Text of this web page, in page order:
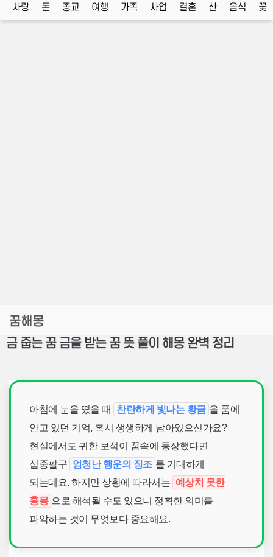
사랑 돈 종교 여행 가족 사업 결혼 산 음식 꽃
꿈해몽
금 줍는 꿈 금을 받는 꿈 뜻 풀이 해몽 완벽 정리
아침에 눈을 떴을 때 찬란하게 빛나는 황금 을 품에
안고 있던 기억, 혹시 생생하게 남아있으신가요?
현실에서도 귀한 보석이 꿈속에 등장했다면
십중팔구 엄청난 행운의 징조 를 기대하게
되는데요. 하지만 상황에 따라서는 예상치 못한
흉몽 으로 해석될 수도 있으니 정확한 의미를
파악하는 것이 무엇보다 중요해요.